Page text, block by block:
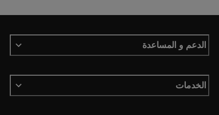
الدعم و المساعدة
الخدمات